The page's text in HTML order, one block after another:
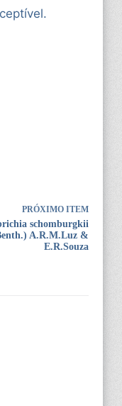
PRÓXIMO ITEM
schomburgkii
A.R.M.Luz &
E.R.Souza